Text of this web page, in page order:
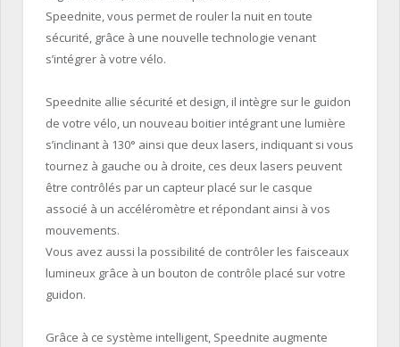
Speednite, vous permet de rouler la nuit en toute
sécurité, grâce à une nouvelle technologie venant
s’intégrer à votre vélo.
Speednite allie sécurité et design, il intègre sur le guidon
de votre vélo, un nouveau boitier intégrant une lumière
s’inclinant à 130° ainsi que deux lasers, indiquant si vous
tournez à gauche ou à droite, ces deux lasers peuvent
être contrôlés par un capteur placé sur le casque
associé à un accéléromètre et répondant ainsi à vos
mouvements.
Vous avez aussi la possibilité de contrôler les faisceaux
lumineux grâce à un bouton de contrôle placé sur votre
guidon.
Grâce à ce système intelligent, Speednite augmente